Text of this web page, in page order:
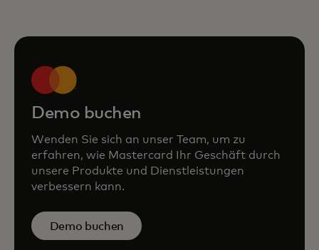
Demo buchen
Wenden Sie sich an unser Team, um zu
erfahren, wie Mastercard Ihr Geschäft durch
unsere Produkte und Dienstleistungen
verbessern kann.
Demo buchen